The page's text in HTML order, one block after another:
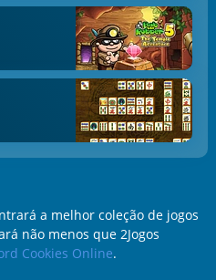
a melhor coleção de jogos
não menos que 2Jogos
Cookies Online.